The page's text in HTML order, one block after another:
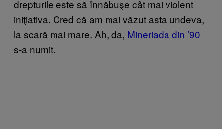
drepturile este să înnăbuşe cât mai violent
iniţiativa. Cred că am mai văzut asta undeva,
la scară mai mare. Ah, da, Mineriada din ’90
s-a numit.